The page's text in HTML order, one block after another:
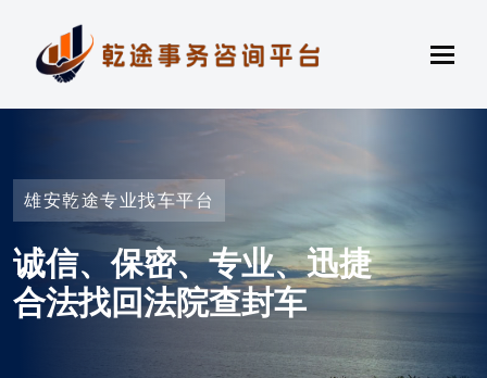
雄安乾途专业找车平台
诚信、保密、专业、迅捷
合法找回法院查封车